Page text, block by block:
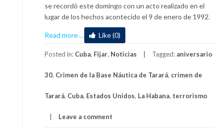
se recordó este domingo con un acto realizado en el
lugar de los hechos acontecido el 9 de enero de 1992.
Read more
about
Conmemoran
aniversario
del
de
… Like (0)
Posted in: Cuba, Fijar, Noticias Tagged: aniversario
30, Crimen de la Base Náutica de Tarará, crimen de
Tarará, Cuba, Estados Unidos, La Habana, terrorismo
Leave a comment